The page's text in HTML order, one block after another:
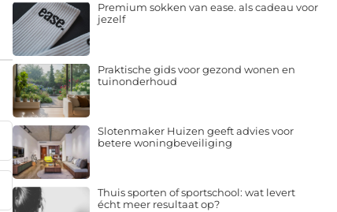
Premium sokken van ease. als cadeau voor
jezelf
Praktische gids voor gezond wonen en
tuinonderhoud
Slotenmaker Huizen geeft advies voor
betere woningbeveiliging
Thuis sporten of sportschool: wat levert
écht meer resultaat op?